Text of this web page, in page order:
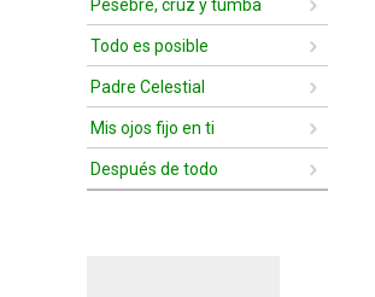
Pesebre, cruz y tumba
Todo es posible
Padre Celestial
Mis ojos fijo en ti
Después de todo